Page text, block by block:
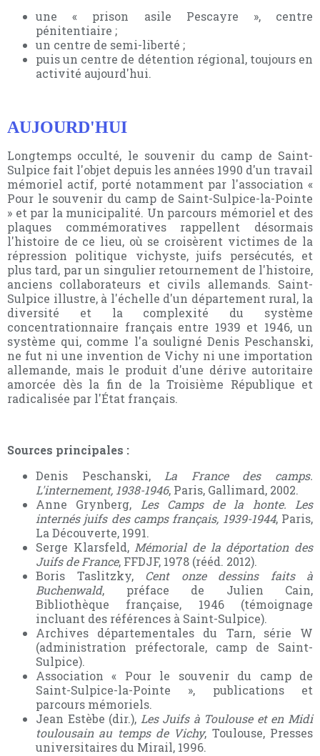
une « prison asile Pescayre », centre
pénitentiaire ;
un centre de semi-liberté ;
puis un centre de détention régional, toujours en
activité aujourd'hui.
AUJOURD'HUI
Longtemps occulté, le souvenir du camp de Saint-
Sulpice fait l'objet depuis les années 1990 d'un travail
mémoriel actif, porté notamment par l'association «
Pour le souvenir du camp de Saint-Sulpice-la-Pointe
» et par la municipalité. Un parcours mémoriel et des
plaques commémoratives rappellent désormais
l'histoire de ce lieu, où se croisèrent victimes de la
répression politique vichyste, juifs persécutés, et
plus tard, par un singulier retournement de l'histoire,
anciens collaborateurs et civils allemands. Saint-
Sulpice illustre, à l'échelle d'un département rural, la
diversité et la complexité du système
concentrationnaire français entre 1939 et 1946, un
système qui, comme l'a souligné Denis Peschanski,
ne fut ni une invention de Vichy ni une importation
allemande, mais le produit d'une dérive autoritaire
amorcée dès la fin de la Troisième République et
radicalisée par l'État français.
Sources principales :
Denis Peschanski,La France des camps.
L'internement, 1938-1946, Paris, Gallimard, 2002.
Anne Grynberg, Les Camps de la honte. Les
internés juifs des camps français, 1939-1944, Paris,
La Découverte, 1991.
Serge Klarsfeld, Mémorial de la déportation des
Juifs de France, FFDJF, 1978 (rééd. 2012).
Boris Taslitzky, Cent onze dessins faits à
Buchenwald, préface de Julien Cain,
Bibliothèque française, 1946 (témoignage
incluant des références à Saint-Sulpice).
Archives départementales du Tarn, série W
(administration préfectorale, camp de Saint-
Sulpice).
Association « Pour le souvenir du camp de
Saint-Sulpice-la-Pointe », publications et
parcours mémoriels.
Jean Estèbe (dir.), Les Juifs à Toulouse et en Midi
toulousain au temps de Vichy, Toulouse, Presses
universitaires du Mirail, 1996.